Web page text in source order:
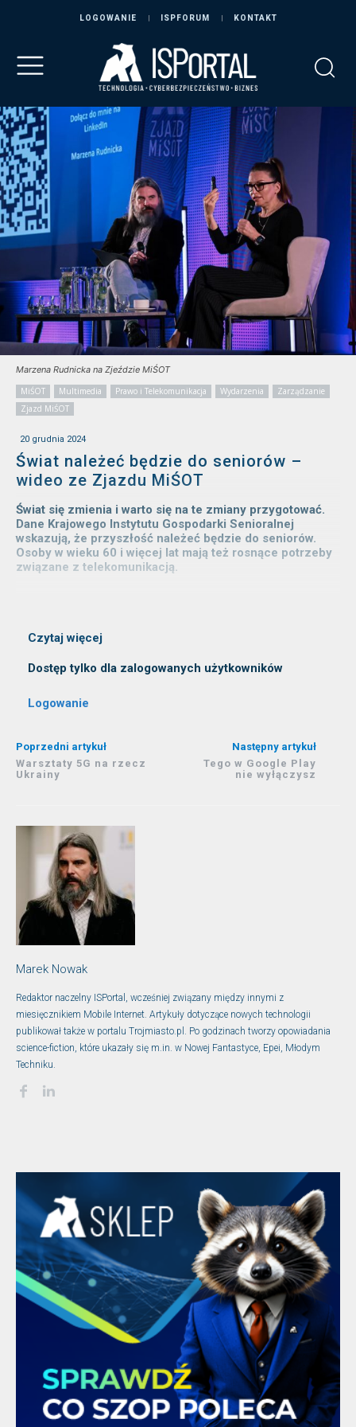
LOGOWANIE ISPFORUM KONTAKT
Marzena Rudnicka na Zjeździe MiŚOT
MiŚOT
Multimedia Prawo i Telekomunikacja Wydarzenia
Zarządzanie
Zjazd MiŚOT
20 grudnia 2024
Świat należeć będzie do seniorów –
wideo ze Zjazdu MiŚOT
Świat się zmienia i warto się na te zmiany przygotować.
Dane Krajowego Instytutu Gospodarki Senioralnej
wskazują, że przyszłość należeć będzie do seniorów.
Osoby w wieku 60 i więcej lat mają też rosnące potrzeby
związane z telekomunikacją.
Czytaj więcej
Dostęp tylko dla zalogowanych użytkowników
Logowanie
Poprzedni artykuł
Warsztaty 5G na rzecz
Ukrainy
Następny artykuł
Tego w Google Play
nie wyłączysz
Marek Nowak
Redaktor naczelny ISPortal, wcześniej związany między innymi z
miesięcznikiem Mobile Internet. Artykuły dotyczące nowych technologii
publikował także w portalu Trojmiasto.pl. Po godzinach tworzy opowiadania
science-fiction, które ukazały się m.in. w Nowej Fantastyce, Epei, Młodym
Techniku.